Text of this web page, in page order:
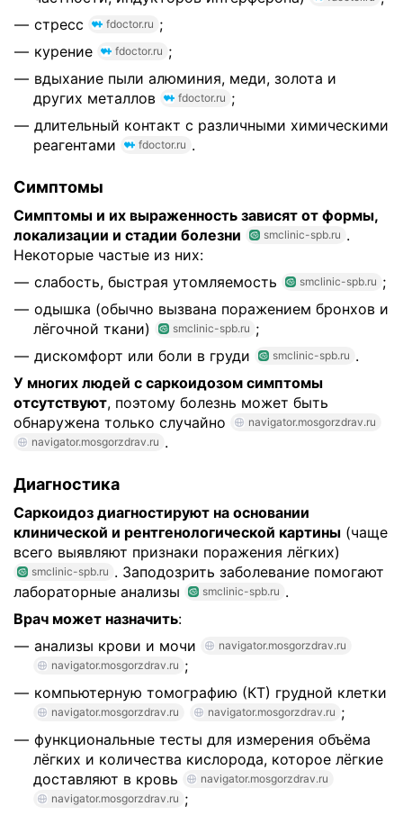
стресс
fdoctor.ru ;
курение
fdoctor.ru ;
вдыхание пыли алюминия, меди, золота и
других металлов
fdoctor.ru ;
длительный контакт с различными химическими
реагентами
fdoctor.ru .
Симптомы
Симптомы и их выраженность зависят от формы,
локализации и стадии болезни
smclinic-spb.ru .
Некоторые частые из них:
слабость, быстрая утомляемость
smclinic-spb.ru ;
одышка (обычно вызвана поражением бронхов и
лёгочной ткани)
smclinic-spb.ru ;
дискомфорт или боли в груди
smclinic-spb.ru .
У многих людей с саркоидозом симптомы
отсутствуют, поэтому болезнь может быть
обнаружена только случайно
navigator.mosgorzdrav.ru
navigator.mosgorzdrav.ru .
Диагностика
Саркоидоз диагностируют на основании
клинической и рентгенологической картины (чаще
всего выявляют признаки поражения лёгких)
smclinic-spb.ru . Заподозрить заболевание помогают
лабораторные анализы
smclinic-spb.ru .
Врач может назначить:
анализы крови и мочи
navigator.mosgorzdrav.ru
navigator.mosgorzdrav.ru ;
компьютерную томографию (КТ) грудной клетки
navigator.mosgorzdrav.ru navigator.mosgorzdrav.ru ;
функциональные тесты для измерения объёма
лёгких и количества кислорода, которое лёгкие
доставляют в кровь
navigator.mosgorzdrav.ru
navigator.mosgorzdrav.ru ;